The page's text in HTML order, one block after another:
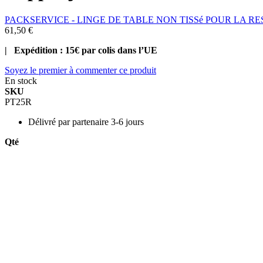
PACKSERVICE - LINGE DE TABLE NON TISSé POUR LA
61,50 €
| Expédition : 15€ par colis dans l’UE
Soyez le premier à commenter ce produit
En stock
SKU
PT25R
Délivré par partenaire 3-6 jours
Qté